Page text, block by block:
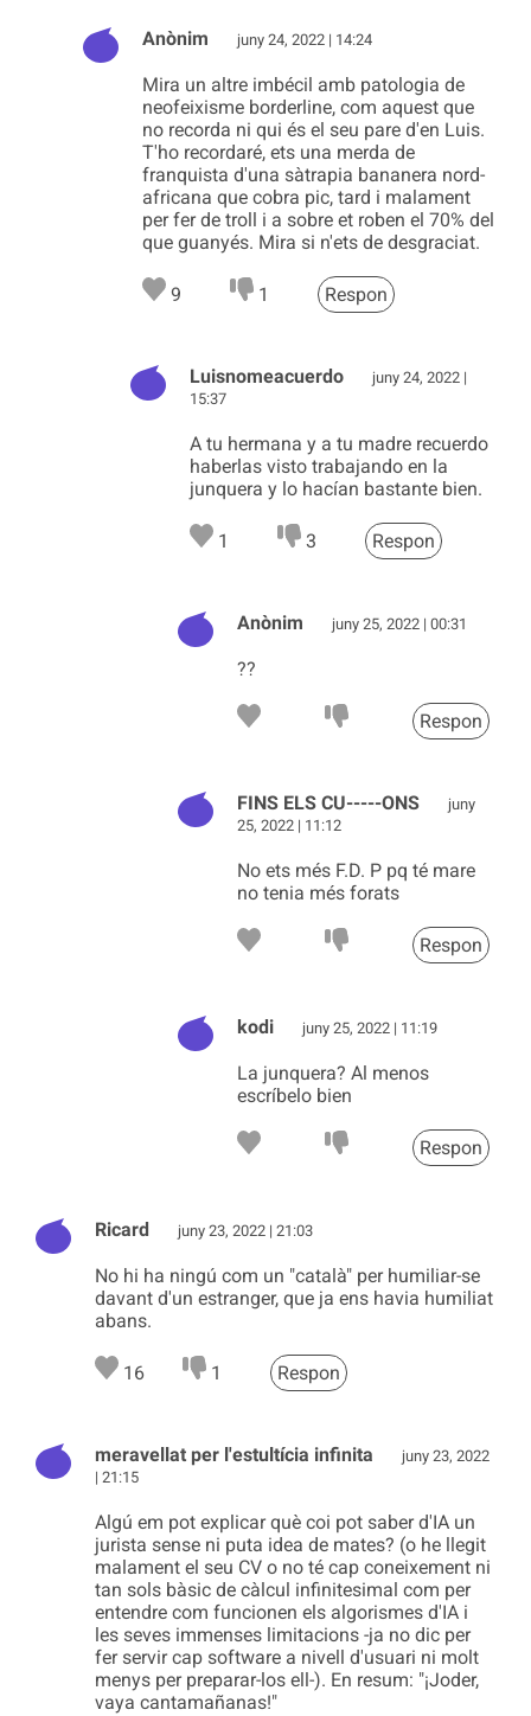
Anònim juny 24, 2022 | 14:24
Mira un altre imbécil amb patologia de
neofeixisme borderline, com aquest que
no recorda ni qui és el seu pare d'en Luis.
T'ho recordaré, ets una merda de
franquista d'una sàtrapia bananera nord-
africana que cobra pic, tard i malament
per fer de troll i a sobre et roben el 70% del
que guanyés. Mira si n'ets de desgraciat.
9 1 Respon
Luisnomeacuerdo
juny 24, 2022 |
15:37
A tu hermana y a tu madre recuerdo
haberlas visto trabajando en la
junquera y lo hacían bastante bien.
1 3 Respon
Anònim juny 25, 2022 | 00:31
??
Respon
FINS ELS CU-----ONS
juny
25, 2022 | 11:12
No ets més F.D. P pq té mare
no tenia més forats
Respon
kodi juny 25, 2022 | 11:19
La junquera? Al menos
escríbelo bien
Respon
Ricard juny 23, 2022 | 21:03
No hi ha ningú com un "català" per humiliar-se
davant d'un estranger, que ja ens havia humiliat
abans.
16 1 Respon
meravellat per l'estultícia infinita
juny 23, 2022
| 21:15
Algú em pot explicar què coi pot saber d'IA un
jurista sense ni puta idea de mates? (o he llegit
malament el seu CV o no té cap coneixement ni
tan sols bàsic de càlcul infinitesimal com per
entendre com funcionen els algorismes d'IA i
les seves immenses limitacions -ja no dic per
fer servir cap software a nivell d'usuari ni molt
menys per preparar-los ell-). En resum: "¡Joder,
vaya cantamañanas!"